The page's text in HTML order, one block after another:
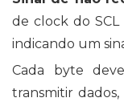
de clock do
indicando um
Cada byte
transmitir